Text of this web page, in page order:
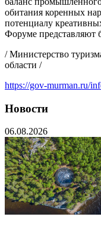
обитания коренных
потенциалу
Форуме представляют
/ Министерство
области /
https://gov-murman.ru/
Новости
06.08.2026